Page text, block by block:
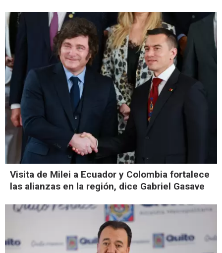
Visita de Milei a Ecuador y Colombia fortalece
las alianzas en la región, dice Gabriel Gasave